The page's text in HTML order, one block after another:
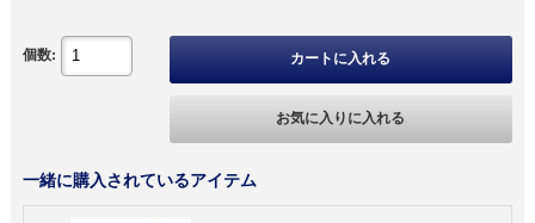
個数: カートに入れる
お気に入りに入れる
一緒に購入されているアイテム